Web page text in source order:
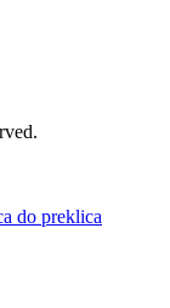
do preklica